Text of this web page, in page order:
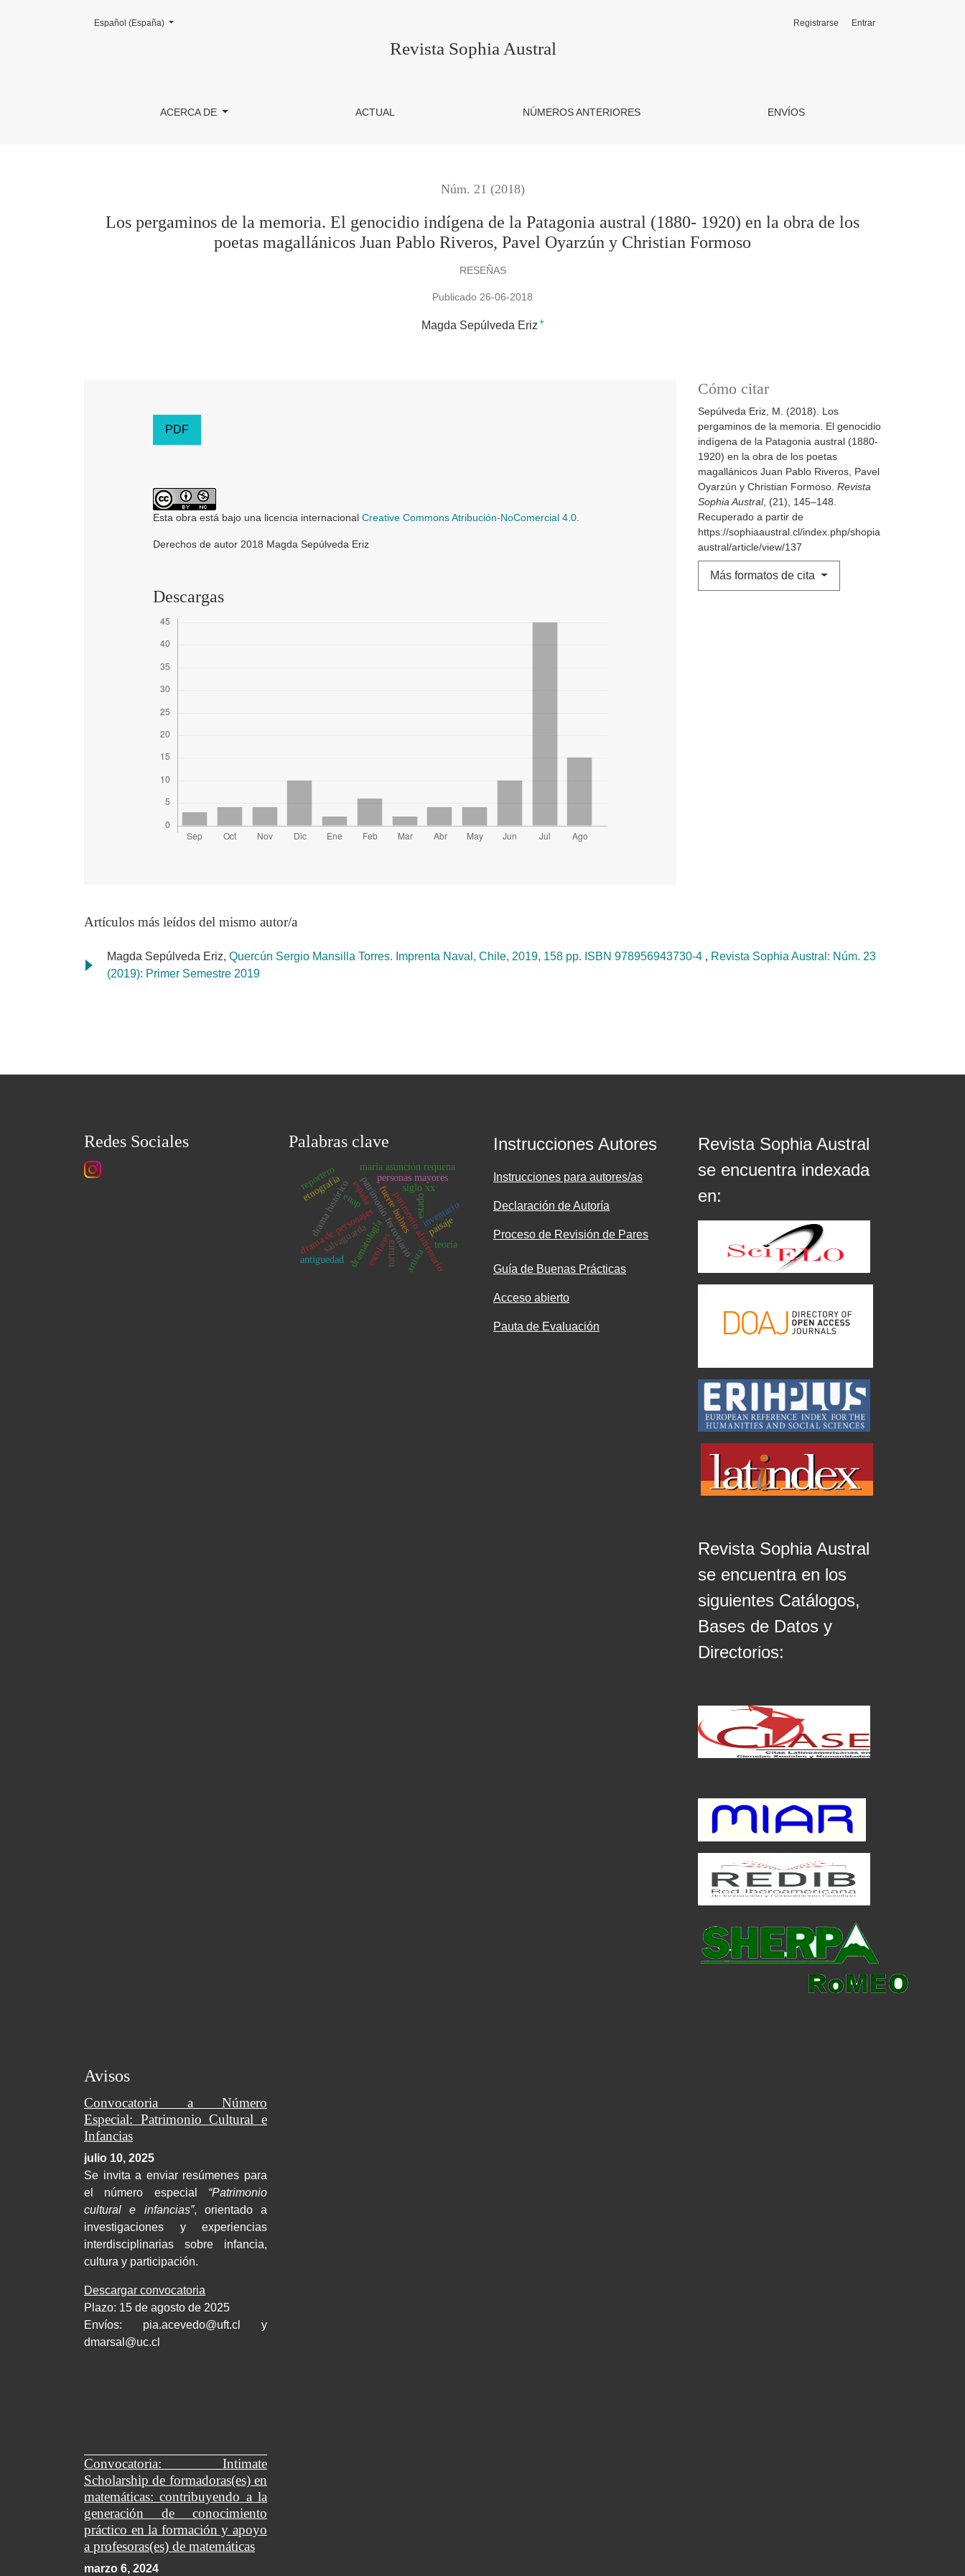
Los pergaminos de la memoria. El genocidio indígena de la Patagonia austral (1880- 1920) en la obra de los poetas magallánicos Juan Pablo Riveros, Pavel Oyarzún y
Revista Sophia Austral
ACERCA DE ACTUAL NÚMEROS ANTERIORES ENVÍOS
Registrarse Entrar
Cambiar el idioma. El actual es:
Español (España)
Núm. 21 (2018)
Los pergaminos de la memoria. El genocidio indígena de la Patagonia austral (1880- 1920) en la obra de los
poetas magallánicos Juan Pablo Riveros, Pavel Oyarzún y Christian Formoso
RESEÑAS
Publicado 26-06-2018
Magda Sepúlveda Eriz +
Cómo citar
Sepúlveda Eriz, M. (2018). Los
pergaminos de la memoria. El genocidio
indígena de la Patagonia austral (1880-
1920) en la obra de los poetas
magallánicos Juan Pablo Riveros, Pavel
Oyarzún y Christian Formoso. Revista
Sophia Austral, (21), 145–148.
Recuperado a partir de
https://sophiaaustral.cl/index.php/shopia
austral/article/view/137
Más formatos de cita
PDF
Esta obra está bajo una licencia internacional Creative Commons Atribución-NoComercial 4.0.
Derechos de autor 2018 Magda Sepúlveda Eriz
Descargas
Artículos más leídos del mismo autor/a
Magda Sepúlveda Eriz, Quercún Sergio Mansilla Torres. Imprenta Naval, Chile, 2019, 158 pp. ISBN 978956943730-4 , Revista Sophia Austral: Núm. 23
(2019): Primer Semestre 2019
Redes Sociales Palabras clave
escolaresparimonio alimentario
patrimonio ferroviario
dramatología
drama de personajes
drama histórico
maría asunción requena
fuerte bulnes
personas mayores
salvaguarda
antiguedad
inventario
estado
siglo xx
españa
etnografía
paisaje
enap
reportero
tortura teoría
artista
Instrucciones Autores
Instrucciones para autores/as
Declaración de Autoría
Proceso de Revisión de Pares
Guía de Buenas Prácticas
Acceso abierto
Pauta de Evaluación
Revista Sophia Austral
se encuentra indexada
en:
Revista Sophia Austral
se encuentra en los
siguientes Catálogos,
Bases de Datos y
Directorios:
Avisos
Convocatoria a Número
Especial: Patrimonio Cultural e
Infancias
julio 10, 2025
Se invita a enviar resúmenes para
el número especial “Patrimonio
cultural e infancias”, orientado a
investigaciones y experiencias
interdisciplinarias sobre infancia,
cultura y participación.
Descargar convocatoria
Plazo: 15 de agosto de 2025
Envíos: pia.acevedo@uft.cl y
dmarsal@uc.cl
Convocatoria: Intimate
Scholarship de formadoras(es) en
matemáticas: contribuyendo a la
generación de conocimiento
práctico en la formación y apoyo
a profesoras(es) de matemáticas
marzo 6, 2024